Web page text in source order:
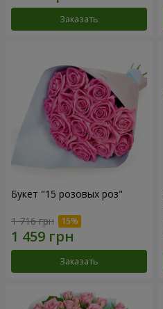
Заказать
Букет "15 розовых роз"
1 716 грн
Заказать